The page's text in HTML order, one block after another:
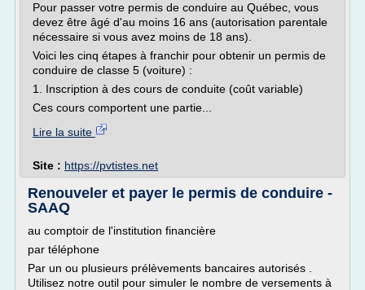
Pour passer votre permis de conduire au Québec, vous
devez être âgé d'au moins 16 ans (autorisation parentale
nécessaire si vous avez moins de 18 ans).
Voici les cinq étapes à franchir pour obtenir un permis de
conduire de classe 5 (voiture) :
1. Inscription à des cours de conduite (coût variable)
Ces cours comportent une partie...
Lire la suite
Site : https://pvtistes.net
Renouveler et payer le permis de conduire -
SAAQ
au comptoir de l'institution financière
par téléphone
Par un ou plusieurs prélèvements bancaires autorisés .
Utilisez notre outil pour simuler le nombre de versements à